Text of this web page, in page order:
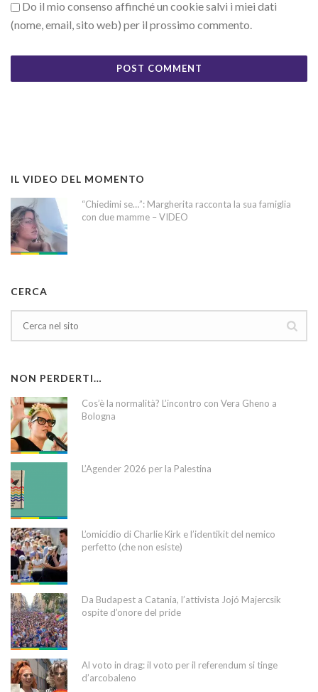
Do il mio consenso affinché un cookie salvi i miei dati
(nome, email, sito web) per il prossimo commento.
IL VIDEO DEL MOMENTO
“Chiedimi se…”: Margherita racconta la sua famiglia
con due mamme – VIDEO
CERCA
NON PERDERTI…
Cos’è la normalità? L’incontro con Vera Gheno a
Bologna
L’Agender 2026 per la Palestina
L’omicidio di Charlie Kirk e l’identikit del nemico
perfetto (che non esiste)
Da Budapest a Catania, l’attivista Jojó Majercsik
ospite d’onore del pride
Al voto in drag: il voto per il referendum si tinge
d’arcobaleno